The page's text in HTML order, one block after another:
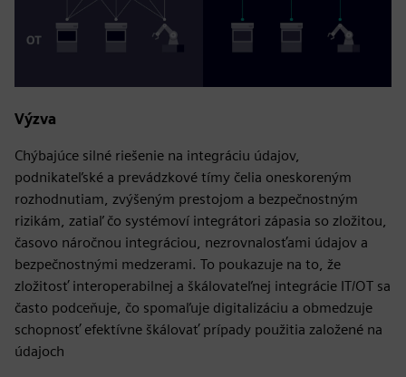
Výzva
Chýbajúce silné riešenie na integráciu údajov,
podnikateľské a prevádzkové tímy čelia oneskoreným
rozhodnutiam, zvýšeným prestojom a bezpečnostným
rizikám, zatiaľ čo systémoví integrátori zápasia so zložitou,
časovo náročnou integráciou, nezrovnalosťami údajov a
bezpečnostnými medzerami. To poukazuje na to, že
zložitosť interoperabilnej a škálovateľnej integrácie IT/OT sa
často podceňuje, čo spomaľuje digitalizáciu a obmedzuje
schopnosť efektívne škálovať prípady použitia založené na
údajoch